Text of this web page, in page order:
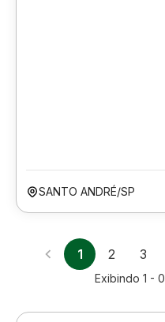
SANTO ANDRÉ/SP
1 2 3
Exibindo 1 - 0